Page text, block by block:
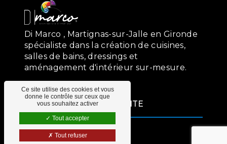
Di Marco , Martignas-sur-Jalle en Gironde
spécialiste dans la création de cuisines,
salles de bains, dressings et
aménagement d'intérieur sur-mesure.
PLAN DU SITE
Cuisines
Ce site utilise des cookies et vous
donne le contrôle sur ceux que
vous souhaitez activer
Tout accepter
Tout refuser